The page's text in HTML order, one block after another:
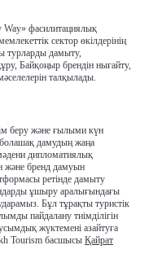
фасилитациялық
сектор өкілдерінің
турларды дамыту,
Байқоңыр брендін нығайту,
талқылады.
беру және ғылыми күн
болашақ дамудың жаңа
дипломатиялық
және бренд дамуын
ретінде дамыту
ұшыру аралығындағы
Бұл тұрақты туристік
пайдалану тиімділігін
жүктемені азайтуға
Tourism басшысы Қайрат